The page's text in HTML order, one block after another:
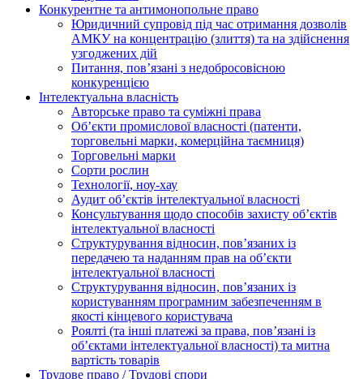
Конкурентне та антимонопольне право
Юридичний супровід під час отримання дозволів
АМКУ на концентрацію (злиття) та на здійснення
узгоджених дій
Питання, пов’язані з недобросовісною
конкуренцією
Інтелектуальна власність
Авторське право та суміжні права
Oб’єкти промислової власності (патенти,
торговельні марки, комерційна таємниця)
Торговельні марки
Сорти рослин
Технології, ноу-хау
Аудит об’єктів інтелектуальної власності
Консультування щодо способів захисту об’єктів
інтелектуальної власності
Структурування відносин, пов’язаних із
передачею та наданням прав на об’єкти
інтелектуальної власності
Структурування відносин, пов’язаних із
користуванням програмним забезпеченням в
якості кінцевого користувача
Роялті (та інші платежі за права, пов’язані із
об’єктами інтелектуальної власності) та митна
вартість товарів
Трудове право / Трудові спори